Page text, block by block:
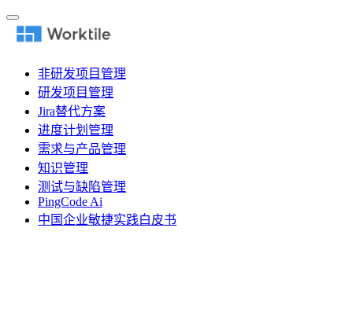
非研发项目管理
研发项目管理
Jira替代方案
进度计划管理
需求与产品管理
知识管理
测试与缺陷管理
PingCode Ai
中国企业敏捷实践白皮书